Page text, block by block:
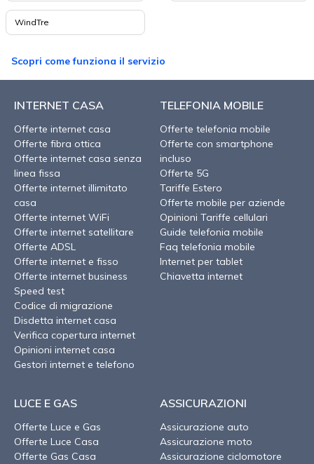
WindTre
Scopri come funziona il servizio
INTERNET CASA
Offerte internet casa
Offerte fibra ottica
Offerte internet casa senza
linea fissa
Offerte internet illimitato
casa
Offerte internet WiFi
Offerte internet satellitare
Offerte ADSL
Offerte internet e fisso
Offerte internet business
Speed test
Codice di migrazione
Disdetta internet casa
Verifica copertura internet
Opinioni internet casa
Gestori internet e telefono
TELEFONIA MOBILE
Offerte telefonia mobile
Offerte con smartphone
incluso
Offerte 5G
Tariffe Estero
Offerte mobile per aziende
Opinioni Tariffe cellulari
Guide telefonia mobile
Faq telefonia mobile
Internet per tablet
Chiavetta internet
LUCE E GAS
Offerte Luce e Gas
Offerte Luce Casa
Offerte Gas Casa
ASSICURAZIONI
Assicurazione auto
Assicurazione moto
Assicurazione ciclomotore